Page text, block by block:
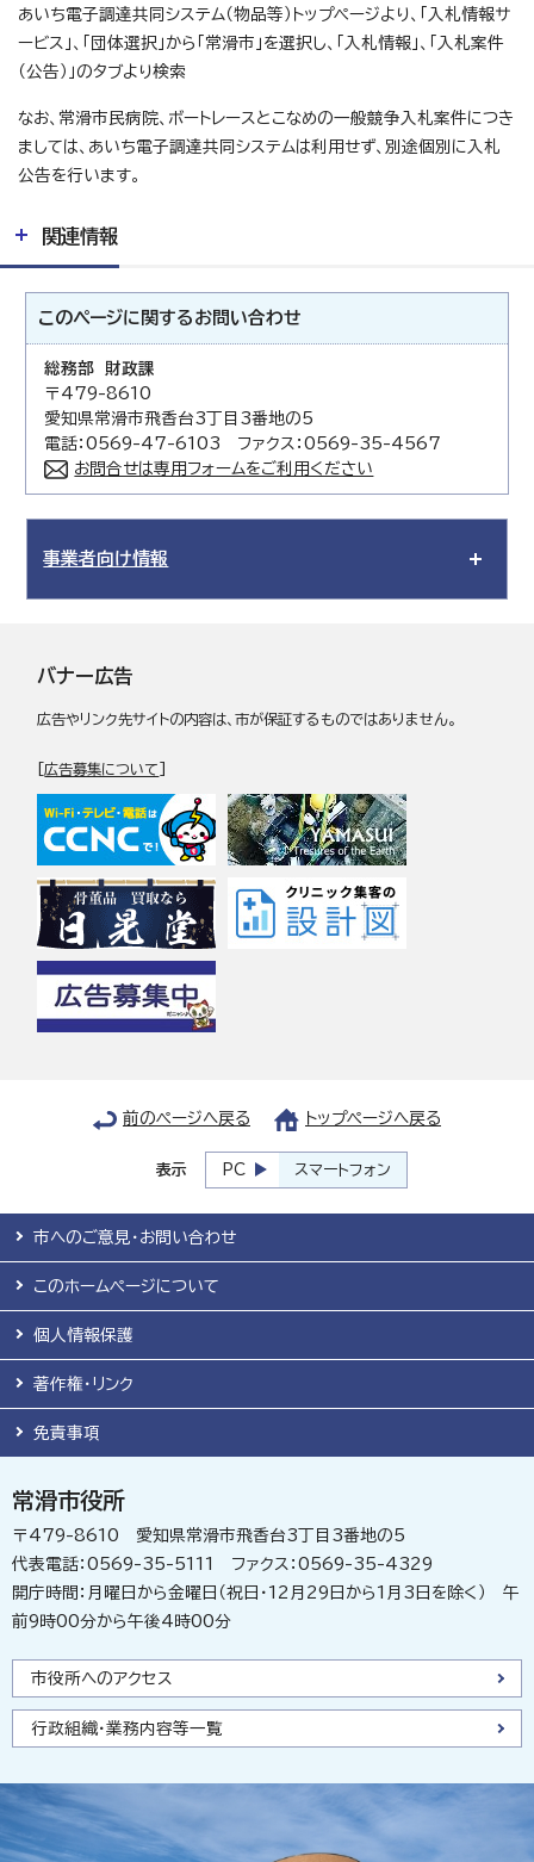
あいち電子調達共同システム（物品等）トップページより、「入札情報サ
ービス」、「団体選択」から「常滑市」を選択し、「入札情報」、「入札案件
（公告）」のタブより検索
なお、常滑市民病院、ボートレースとこなめの一般競争入札案件につき
ましては、あいち電子調達共同システムは利用せず、別途個別に入札
公告を行います。
関連情報
このページに関する お問い合わせ
総務部 財政課
〒479-8610
愛知県常滑市飛香台3丁目3番地の5
電話：0569-47-6103 ファクス：0569-35-4567
お問合せは専用フォームをご利用ください
事業者向け情報
バナー広告
広告やリンク先サイトの内容は、市が保証するものではありません。
[広告募集について
前のページへ戻る トップページへ戻る
表示 PC スマートフォン
市へのご意見・お問い合わせ
このホームページについて
個人情報保護
著作権・リンク
免責事項
常滑市役所
〒479-8610 愛知県常滑市飛香台3丁目3番地の5
代表電話：0569-35-5111 ファクス：0569-35-4329
開庁時間：月曜日から金曜日（祝日・12月29日から1月3日を除く） 午
前9時00分から午後4時00分
市役所へのアクセス
行政組織・業務内容等一覧